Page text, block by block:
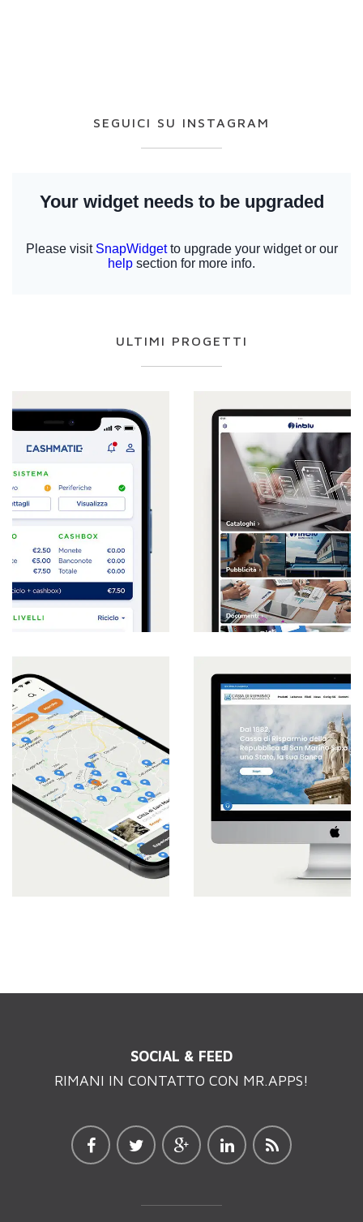
SEGUICI SU INSTAGRAM
ULTIMI PROGETTI
SOCIAL & FEED
RIMANI IN CONTATTO CON MR.APPS!